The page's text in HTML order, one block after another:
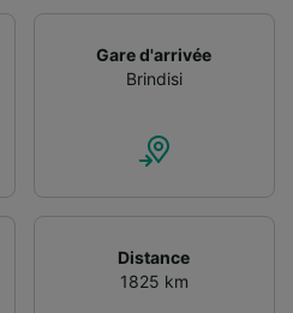
Gare d'arrivée
Brindisi
Distance
1825 km
selon les
de géolocalisation
les
et/ou accéder à des
Publicités et
mesure de
et du contenu,